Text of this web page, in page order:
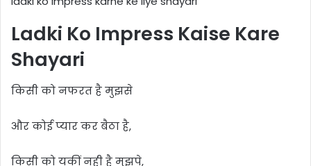
Ladki Ko Impress Kaise Kare
Shayari
किसी को नफरत है मुझसे
और कोई प्यार कर बैठा है,
किसी को यकीं नही है मुझपे,